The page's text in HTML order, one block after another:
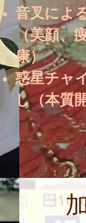
音叉によ
（美顔、
康）
惑星チャ
し（本質